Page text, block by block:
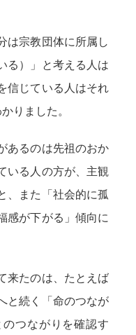
は宗教団体に所属し
る）」と考える人は
信じている人はそれ
りました。
あるのは先祖のおか
いる人の方が、主観
、また「社会的に孤
感が下がる」傾向に
来たのは、たとえば
と続く「命のつなが
つながりを確認す